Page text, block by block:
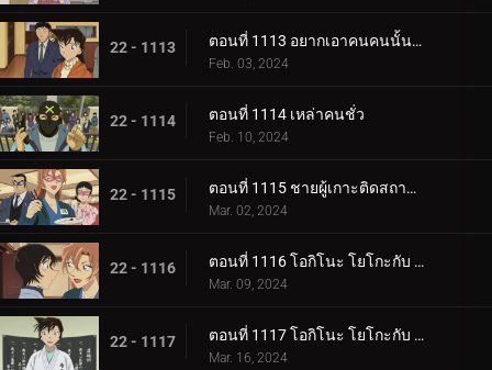
22 - 1113 ตอนที่ 1113 อยากเอาคนคนนั้นกลับมา
Feb. 03, 2024
22 - 1114 ตอนที่ 1114 เหล่าคนชั่ว
Feb. 10, 2024
22 - 1115 ตอนที่ 1115 ชายผู้เกาะติดสถานีตำรวจ
Mar. 02, 2024
22 - 1116 ตอนที่ 1116 โอกิโนะ โยโกะกับ ห้องปิดตายใต้หลังคา (ภาคแรก)
Mar. 09, 2024
22 - 1117 ตอนที่ 1117 โอกิโนะ โยโกะกับ ห้องปิดตายใต้หลังคา (ภาคจบ)
Mar. 16, 2024